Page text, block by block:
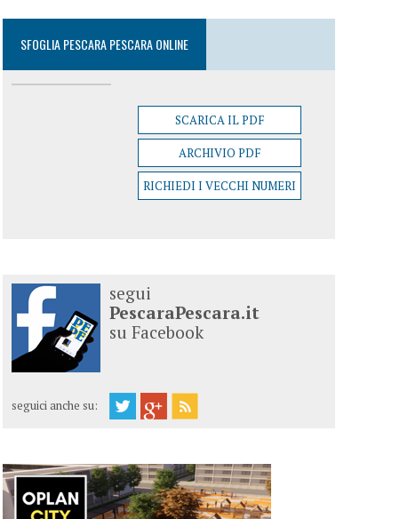
SFOGLIA PESCARA PESCARA ONLINE
SCARICA IL PDF
ARCHIVIO PDF
RICHIEDI I VECCHI NUMERI
segui
PescaraPescara.it
su Facebook
seguici anche su: